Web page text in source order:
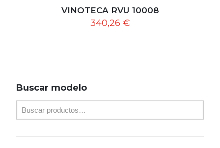
VINOTECA RVU 10008
340,26 €
Buscar modelo